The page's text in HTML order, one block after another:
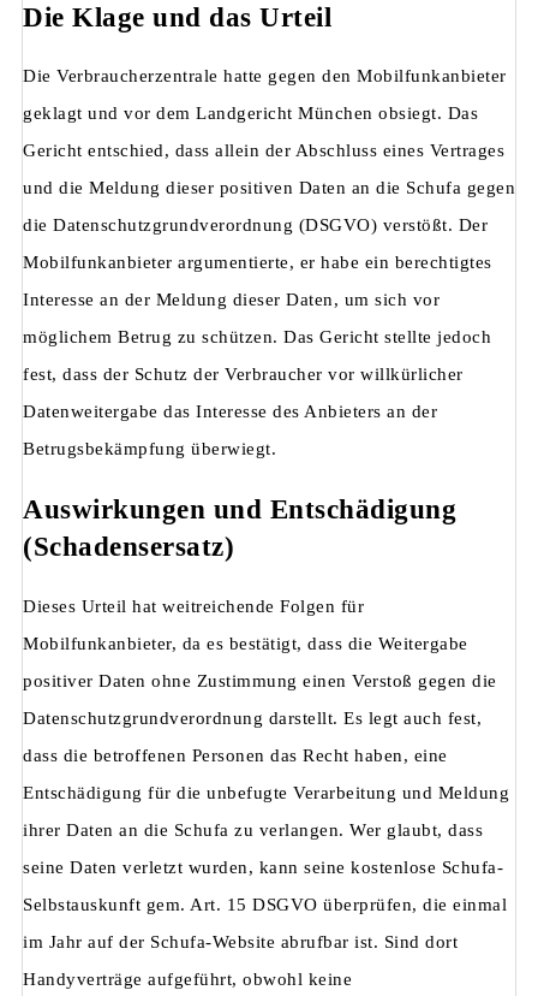
Die Klage und das Urteil
Die Verbraucherzentrale hatte gegen den Mobilfunkanbieter
geklagt und vor dem Landgericht München obsiegt. Das
Gericht entschied, dass allein der Abschluss eines Vertrages
und die Meldung dieser positiven Daten an die Schufa gegen
die Datenschutzgrundverordnung (DSGVO) verstößt. Der
Mobilfunkanbieter argumentierte, er habe ein berechtigtes
Interesse an der Meldung dieser Daten, um sich vor
möglichem Betrug zu schützen. Das Gericht stellte jedoch
fest, dass der Schutz der Verbraucher vor willkürlicher
Datenweitergabe das Interesse des Anbieters an der
Betrugsbekämpfung überwiegt.
Auswirkungen und Entschädigung
(Schadensersatz)
Dieses Urteil hat weitreichende Folgen für
Mobilfunkanbieter, da es bestätigt, dass die Weitergabe
positiver Daten ohne Zustimmung einen Verstoß gegen die
Datenschutzgrundverordnung darstellt. Es legt auch fest,
dass die betroffenen Personen das Recht haben, eine
Entschädigung für die unbefugte Verarbeitung und Meldung
ihrer Daten an die Schufa zu verlangen. Wer glaubt, dass
seine Daten verletzt wurden, kann seine kostenlose Schufa-
Selbstauskunft gem. Art. 15 DSGVO überprüfen, die einmal
im Jahr auf der Schufa-Website abrufbar ist. Sind dort
Handyverträge aufgeführt, obwohl keine